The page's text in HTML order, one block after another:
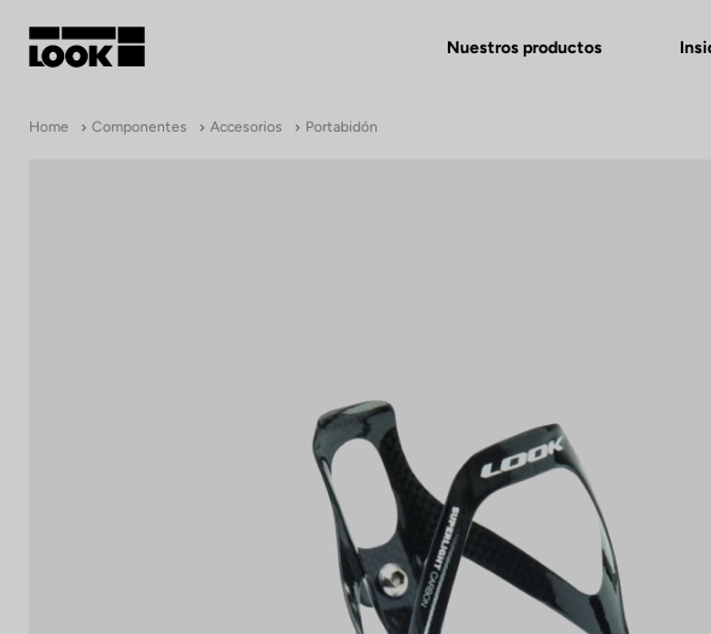
Nuestros productos
Home Componentes Accesorios Portabidón